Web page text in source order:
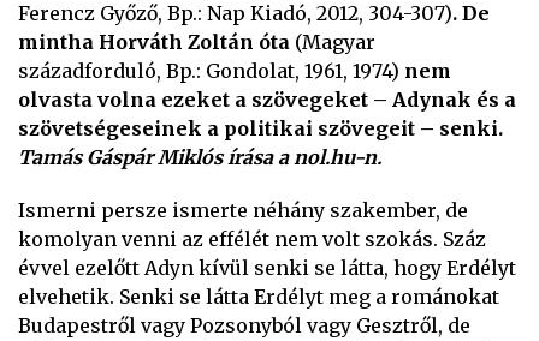
Ferencz Győző, Bp.: Nap Kiadó, 2012, 304-307). De
mintha Horváth Zoltán óta (Magyar
századforduló, Bp.: Gondolat, 1961, 1974) nem
olvasta volna ezeket a szövegeket – Adynak és a
szövetségeseinek a politikai szövegeit – senki.
Tamás Gáspár Miklós írása a nol.hu-n.
Ismerni persze ismerte néhány szakember, de
komolyan venni az effélét nem volt szokás. Száz
évvel ezelőtt Adyn kívül senki se látta, hogy Erdélyt
elvehetik. Senki se látta Erdélyt meg a románokat
Budapestről vagy Pozsonyból vagy Gesztről, de